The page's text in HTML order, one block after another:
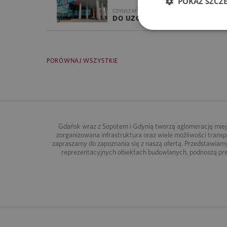
CZYNSZ M2
DO UZGODNIENIA
PORÓWNAJ WSZYSTKIE
Gdańsk wraz z Sopotem i Gdynią tworzą aglomerację
zorganizowana infrastruktura oraz wiele możliwości
zapraszamy do zapoznania się z naszą ofertą.
reprezentacyjnych obiektach budowlanych, podnoszą